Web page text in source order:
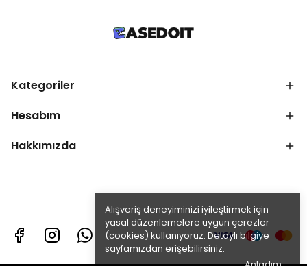
Alışveriş deneyiminizi iyileştirmek için
yasal düzenlemelere uygun çerezler
(cookies) kullanıyoruz. Detaylı bilgiye
sayfamızdan erişebilirsiniz.
Kategoriler
Hesabım
Hakkımızda